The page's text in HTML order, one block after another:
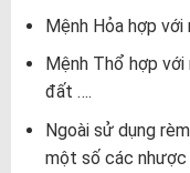
Mệnh Hỏa hợp
Mệnh Thổ hợp
đất ….
Ngoài sử dụng
một số các